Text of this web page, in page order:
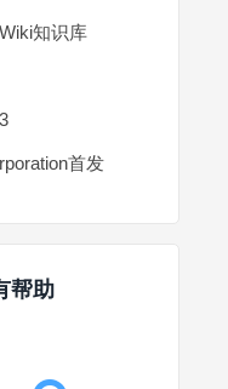
知识库
首发
帮助